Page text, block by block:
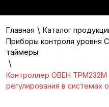
Главная \ Каталог
Приборы контроля уровня
таймеры
\
Контроллер ОВЕН ТРМ232М
регулирования в системах